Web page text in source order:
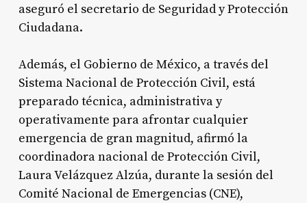
aseguró el secretario de Seguridad y Protección
Ciudadana.
Además, el Gobierno de México, a través del
Sistema Nacional de Protección Civil, está
preparado técnica, administrativa y
operativamente para afrontar cualquier
emergencia de gran magnitud, afirmó la
coordinadora nacional de Protección Civil,
Laura Velázquez Alzúa, durante la sesión del
Comité Nacional de Emergencias (CNE),